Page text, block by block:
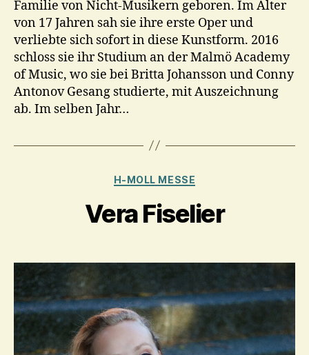
Familie von Nicht-Musikern geboren. Im Alter
von 17 Jahren sah sie ihre erste Oper und
verliebte sich sofort in diese Kunstform. 2016
schloss sie ihr Studium an der Malmö Academy
of Music, wo sie bei Britta Johansson und Conny
Antonov Gesang studierte, mit Auszeichnung
ab. Im selben Jahr…
Kategorien
H-MOLL MESSE
Vera Fiselier